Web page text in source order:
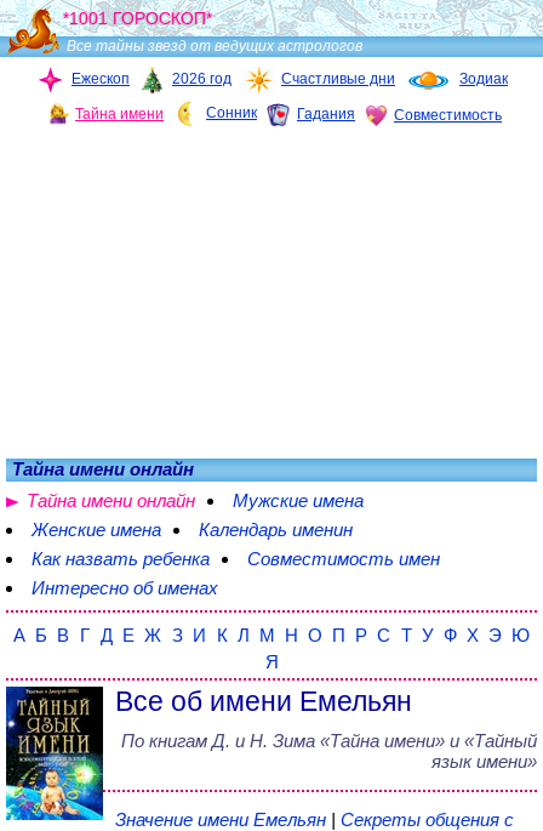
*1001 ГОРОСКОП*
Все тайны звезд от ведущих астрологов
Ежескоп
2026 год Счастливые дни Зодиак
Тайна имени Сонник Гадания Совместимость
Тайна имени онлайн
Тайна имени онлайн
Мужские имена
Женские имена
Календарь именин
Как назвать ребенка
Совместимость имен
Интересно об именах
А Б В Г Д Е Ж З И К Л М Н О П Р С Т У Ф Х Э Ю
Я
Все об имени Емельян
По книгам Д. и Н. Зима «Тайна имени» и «Тайный
язык имени»
Значение имени Емельян | Секреты общения с